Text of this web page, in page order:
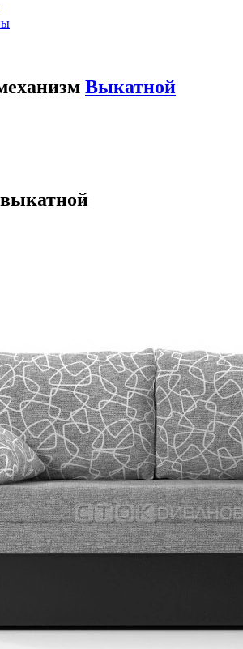
Выкатной
выкатной